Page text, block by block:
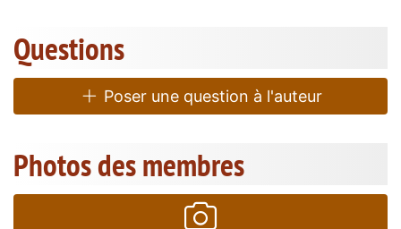
Questions
Poser une question à l'auteur
Photos des membres